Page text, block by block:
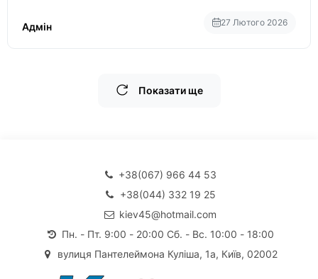
Адмін 27 Лютого 2026
Показати ще
+38(067) 966 44 53
+38(044) 332 19 25
kiev45@hotmail.com
Пн. - Пт. 9:00 - 20:00 Сб. - Вс. 10:00 - 18:00
вулиця Пантелеймона Куліша, 1а, Київ, 02002